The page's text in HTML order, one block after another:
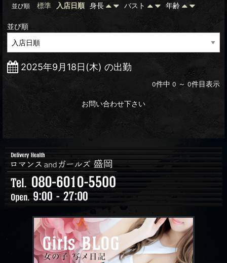
並び順 標準 入店日順 身長 バスト 年齢
並び順
2025年9月18日(木) の出勤
0件中 0 ～ 0件目表示
お問い合わせ下さい